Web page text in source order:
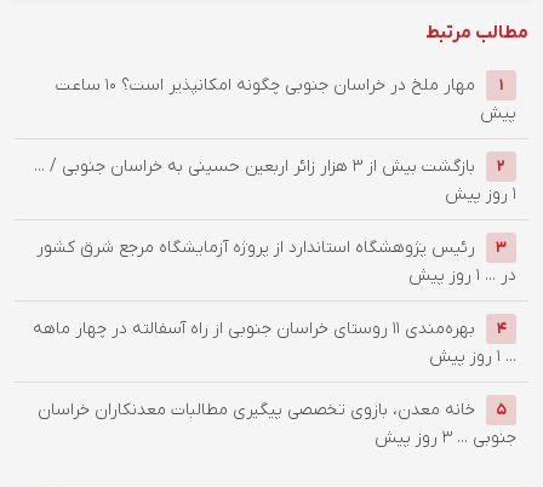
مطالب مرتبط
1 ‌مهار ملخ در خراسان جنوبی چگونه امکانپذیر است؟
10 ساعت
پیش
2
بازگشت بیش از ۳ هزار زائر اربعین حسینی به خراسان جنوبی / ...
1 روز پیش
3
رئیس پژوهشگاه استاندارد از پروژه آزمایشگاه مرجع شرق کشور
در ... 1 روز پیش
4
بهره‌مندی ۱۱ روستای خراسان جنوبی از راه آسفالته در چهار ماهه
... 1 روز پیش
5
خانه معدن، بازوی تخصصی پیگیری مطالبات معدنکاران خراسان
جنوبی ... 3 روز پیش